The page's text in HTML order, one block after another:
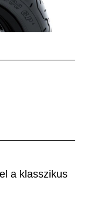
a klasszikus